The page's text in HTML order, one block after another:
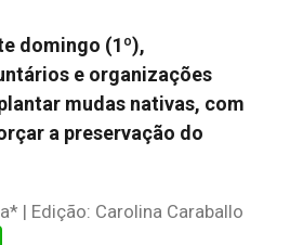
domingo (1º),
e organizações
mudas nativas, com
a preservação do
| Edição: Carolina Caraballo